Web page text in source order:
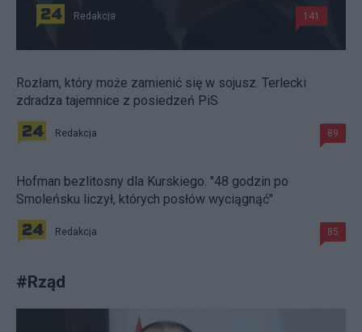
Redakcja 141
Rozłam, który może zamienić się w sojusz. Terlecki
zdradza tajemnice z posiedzeń PiS
Redakcja 89
Hofman bezlitosny dla Kurskiego. "48 godzin po
Smoleńsku liczył, których posłów wyciągnąć"
Redakcja 85
#Rząd